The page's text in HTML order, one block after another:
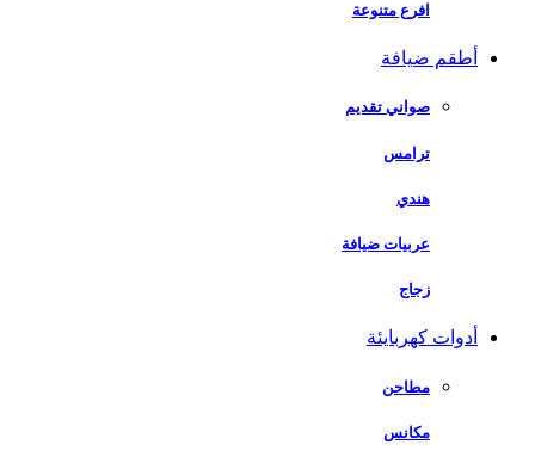
افرع متنوعة
أطقم ضيافة
صواني تقديم
ترامس
هندي
عربيات ضيافة
زجاج
أدوات كهربايئة
مطاحن
مكانس